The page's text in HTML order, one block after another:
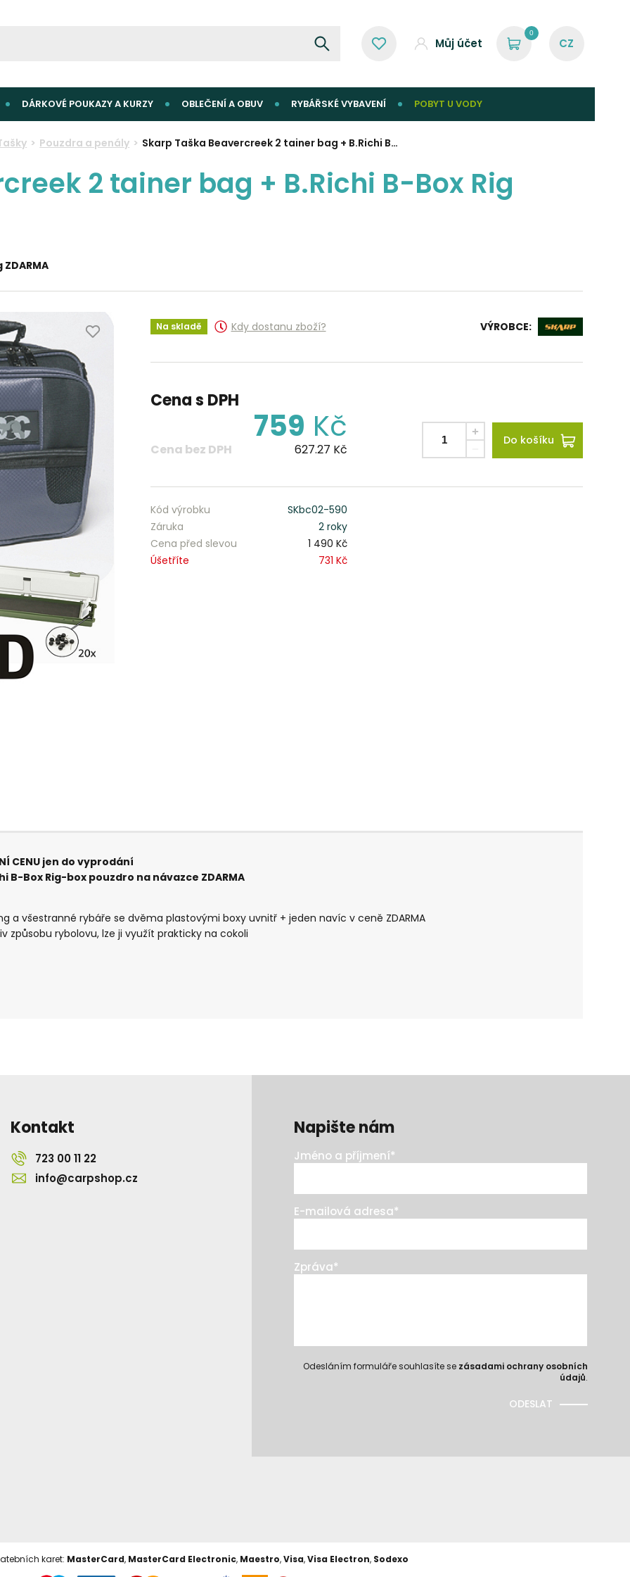
Můj účet
0
DÁRKOVÉ POUKAZY A KURZY OBLEČENÍ A OBUV RYBÁŘSKÉ VYBAVENÍ POBYT U VODY
Pouzdra a penály Skarp Taška Beavercreek 2 tainer bag + B.Richi B…
2 tainer bag + B.Richi B-Box Rig
Na skladě Kdy dostanu zboží? VÝROBCE:
Cena s DPH
759 Kč
Cena bez DPH 627.27 Kč
Do košíku
Kód výrobku
SKbc02-590
Záruka
2 roky
Cena před slevou
1 490 Kč
Úšetříte
731 Kč
CENU jen do vyprodání
Box Rig-box pouzdro na návazce ZDARMA
a všestranné rybáře se dvěma plastovými boxy uvnitř + jeden navíc v ceně ZDARMA
způsobu rybolovu, lze ji využít prakticky na cokoli
Kontakt
723 00 11 22
info@carpshop.cz
Napište nám
Jméno a příjmení*
E-mailová adresa*
Zpráva*
Odesláním formuláře souhlasíte se zásadami ochrany osobních
údajů.
ODESLAT
karet: MasterCard, MasterCard Electronic, Maestro,Visa,Visa Electron, Sodexo